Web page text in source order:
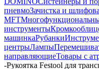
пневмоЗачистка и
MFT
инструменты
машинкаРубанки
центрыЛампы
направляющиеТовары с
-Рукоятка Festool для